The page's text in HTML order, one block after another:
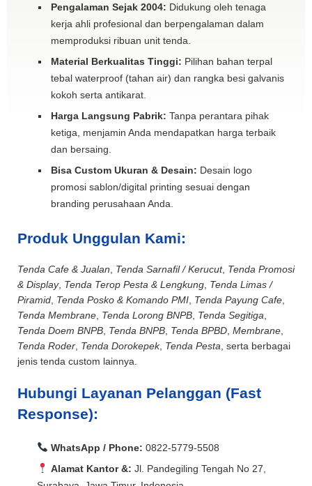
Pengalaman Sejak 2004: Didukung oleh tenaga
kerja ahli profesional dan berpengalaman dalam
memproduksi ribuan unit tenda.
Material Berkualitas Tinggi: Pilihan bahan terpal
tebal waterproof (tahan air) dan rangka besi galvanis
kokoh serta antikarat.
Harga Langsung Pabrik: Tanpa perantara pihak
ketiga, menjamin Anda mendapatkan harga terbaik
dan bersaing.
Bisa Custom Ukuran & Desain: Desain logo
promosi sablon/digital printing sesuai dengan
branding perusahaan Anda.
Produk Unggulan Kami:
Tenda Cafe & Jualan Tenda Sarnafil / Kerucut, Tenda Promosi
& Display, Tenda Terop Pesta & Lengkung Tenda Limas /
Piramid Tenda Posko & Komando PMI Tenda Payung Cafe
Tenda Membrane Tenda Lorong BNPB Tenda Segitiga
Tenda Doem BNPB Tenda BNPB Tenda BPBD Membrane
Tenda Roder Tenda Dorokepek, Tenda Pesta , serta berbagai
jenis tenda custom lainnya.
Hubungi Layanan Pelanggan (Fast
Response):
WhatsApp / Phone: 0822-5779-5508
Alamat Kantor &: Jl. Pandegiling Tengah No 27,